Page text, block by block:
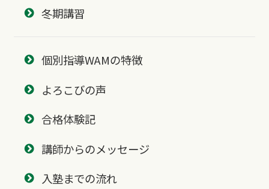
冬期講習
個別指導WAMの特徴
よろこびの声
合格体験記
講師からのメッセージ
入塾までの流れ